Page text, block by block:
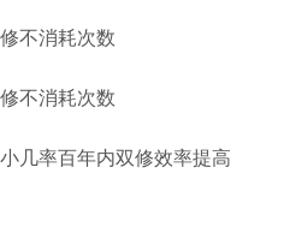
不消耗次数
不消耗次数
几率百年内双修效率提高